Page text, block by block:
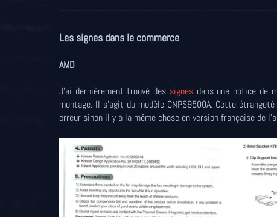
Les signes dans le commerce
AMD
J'ai dernièrement trouvé des signesdans une notice de
montage. Il s'agit du modèle CNPS9500A. Cette
erreur sinon il y a la même chose en version française de